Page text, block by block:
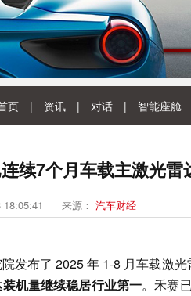
页 | 资讯 | 对话 | 智能座舱
续7个月车载主激光雷
来源： 汽车财经
发布了 2025 年 1-8 月车载激
机量继续稳居行业第一。禾赛